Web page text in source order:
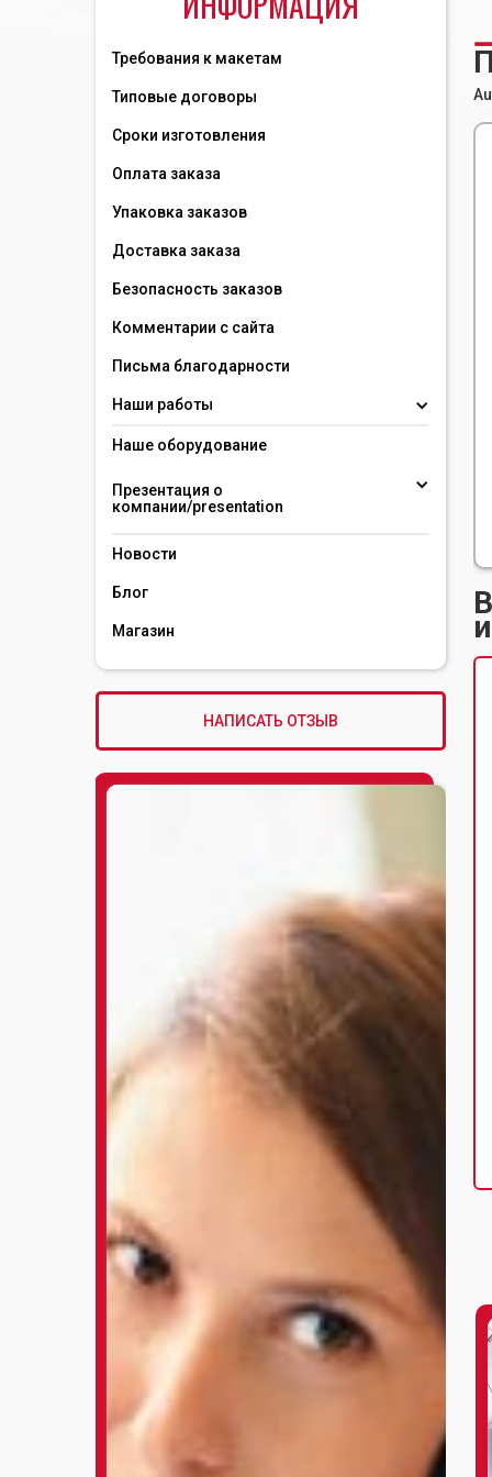
Требования к макетам
Типовые договоры
Сроки изготовления
Оплата заказа
Упаковка заказов
Доставка заказа
Безопасность заказов
Комментарии с сайта
Письма благодарности
Наши работы
Наше оборудование
Презентация о
компании/presentation
Новости
Блог
Магазин
НАПИСАТЬ ОТЗЫВ